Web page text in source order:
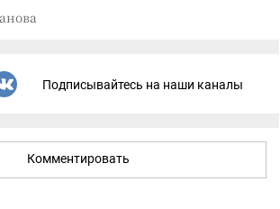
Подписывайтесь на наши каналы
Комментировать